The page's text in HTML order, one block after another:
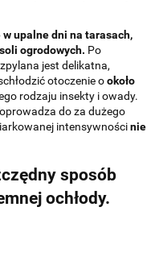
upalne dni na tarasach,
ogrodowych. Po
jest delikatna,
otoczenie ookoło
rodzaju insekty i owady.
do za dużego
intensywnościnie
sposób
ochłody.